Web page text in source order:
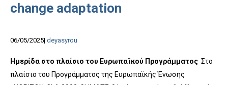
change adaptation
06/05/2025 deyasyrou
Ημερίδα στο πλαίσιο του Ευρωπαϊκού Προγράμματος Στο
πλαίσιο του Προγράμματος της Ευρωπαϊκής Ένωσης